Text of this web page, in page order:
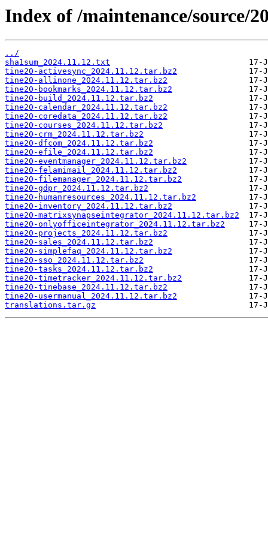
Index of /maintenance/source/
../
sha1sum_2024.11.12.txt
tine20-activesync_2024.11.12.tar.bz2
tine20-allinone_2024.11.12.tar.bz2
tine20-bookmarks_2024.11.12.tar.bz2
tine20-build_2024.11.12.tar.bz2
tine20-calendar_2024.11.12.tar.bz2
tine20-coredata_2024.11.12.tar.bz2
tine20-courses_2024.11.12.tar.bz2
tine20-crm_2024.11.12.tar.bz2
tine20-dfcom_2024.11.12.tar.bz2
tine20-efile_2024.11.12.tar.bz2
tine20-eventmanager_2024.11.12.tar.bz2
tine20-felamimail_2024.11.12.tar.bz2
tine20-filemanager_2024.11.12.tar.bz2
tine20-gdpr_2024.11.12.tar.bz2
tine20-humanresources_2024.11.12.tar.bz2
tine20-inventory_2024.11.12.tar.bz2
tine20-matrixsynapseintegrator_2024.11.12.tar.bz2
tine20-onlyofficeintegrator_2024.11.12.tar.bz2
tine20-projects_2024.11.12.tar.bz2
tine20-sales_2024.11.12.tar.bz2
tine20-simplefaq_2024.11.12.tar.bz2
tine20-sso_2024.11.12.tar.bz2
tine20-tasks_2024.11.12.tar.bz2
tine20-timetracker_2024.11.12.tar.bz2
tine20-tinebase_2024.11.12.tar.bz2
tine20-usermanual_2024.11.12.tar.bz2
translations.tar.gz